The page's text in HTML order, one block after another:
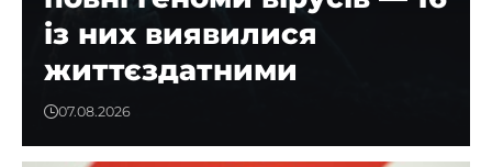
із них виявилися
життєздатними
07.08.2026